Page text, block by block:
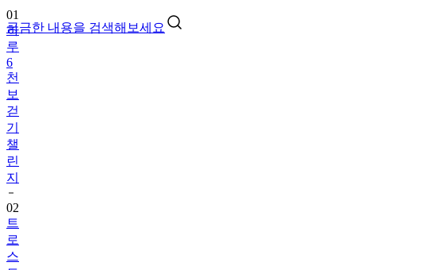
궁금한 내용을 검색해보세요
루
6
천
보
걷
기
챌
린
지
02
트
로
스
트
와